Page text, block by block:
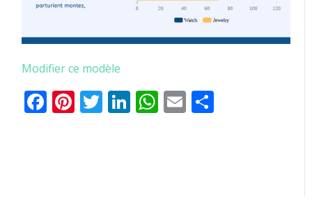
Modifier ce modèle
Facebook
Pinterest
Twitter
LinkedIn
WhatsApp
Email